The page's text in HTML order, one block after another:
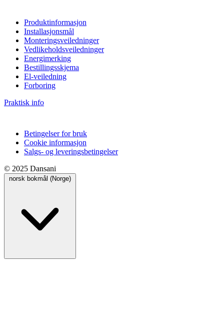
Produktinformasjon
Installasjonsmål
Monteringsveiledninger
Vedlikeholdsveiledninger
Energimerking
Bestillingsskjema
El-veiledning
Forboring
Praktisk info
Betingelser for bruk
Cookie informasjon
Salgs- og leveringsbetingelser
© 2025 Dansani
norsk bokmål (Norge)